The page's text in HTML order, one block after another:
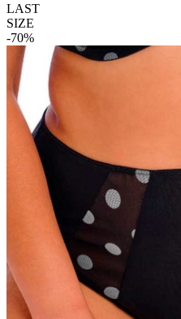
LAST
SIZE
-70%